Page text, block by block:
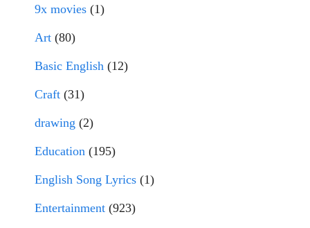
9x movies (1)
Art (80)
Basic English (12)
Craft (31)
drawing (2)
Education (195)
English Song Lyrics (1)
Entertainment (923)